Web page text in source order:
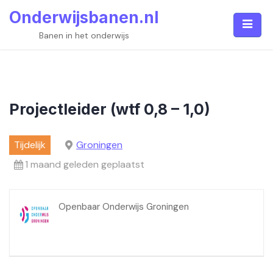
Onderwijsbanen.nl
Banen in het onderwijs
Projectleider (wtf 0,8 – 1,0)
Tijdelijk
Groningen
1 maand geleden geplaatst
Openbaar Onderwijs Groningen